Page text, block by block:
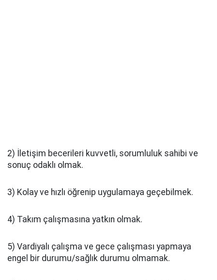
2) İletişim becerileri kuvvetli, sorumluluk sahibi ve
sonuç odaklı olmak.
3) Kolay ve hızlı öğrenip uygulamaya geçebilmek.
4) Takım çalışmasına yatkın olmak.
5) Vardiyalı çalışma ve gece çalışması yapmaya
engel bir durumu/sağlık durumu olmamak.